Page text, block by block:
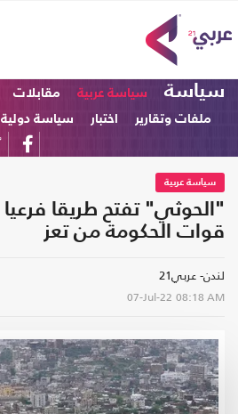
سياسة سياسة عربية مقابلات
ملفات وتقارير
اختبار سياسة دولية
سياسة عربية
"الحوثي" تفتح طريقا
قوات الحكومة من تعز
لندن- عربي21
07-Jul-22 08:18 AM